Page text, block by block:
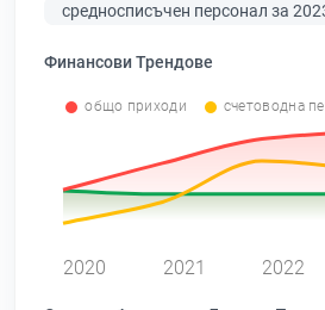
средносписъчен персонал за
Финансови Трендове
общо приходи счетоводна
2020 2021 2022